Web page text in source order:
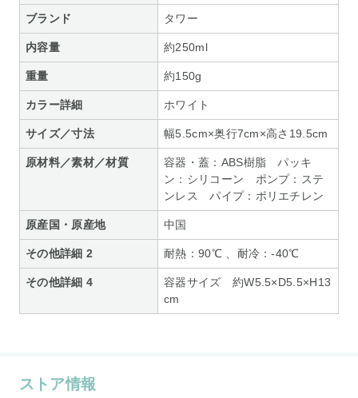
ブランド タワー
内容量 約250ml
重量 約150g
カラー詳細 ホワイト
サイズ／寸法 幅5.5cm×奥行7cm×高さ19.5cm
原材料／素材／材質
容器・蓋：ABS樹脂 パッキ
ン：シリコーン ポンプ：ステ
ンレス パイプ：ポリエチレン
原産国・原産地 中国
その他詳細 2 耐熱：90℃ 、耐冷：-40℃
その他詳細 4
容器サイズ 約W5.5×D5.5×H13
cm
ストア情報